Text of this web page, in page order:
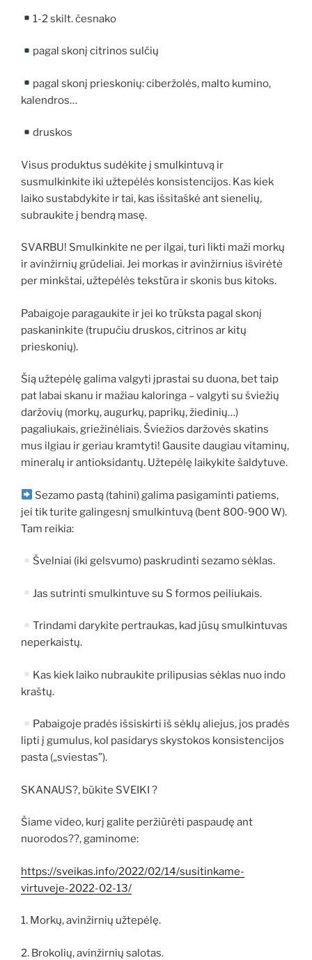
1-2 skilt. česnako
pagal skonį citrinos sulčių
pagal skonį prieskonių: ciberžolės, malto kumino,
kalendros…
druskos
Visus produktus sudėkite į smulkintuvą ir
susmulkinkite iki užtepėlės konsistencijos. Kas kiek
laiko sustabdykite ir tai, kas išsitaškė ant sienelių,
subraukite į bendrą masę.
SVARBU! Smulkinkite ne per ilgai, turi likti maži morkų
ir avinžirnių grūdeliai. Jei morkas ir avinžirnius išvirėtė
per minkštai, užtepėlės tekstūra ir skonis bus kitoks.
Pabaigoje paragaukite ir jei ko trūksta pagal skonį
paskaninkite (trupučiu druskos, citrinos ar kitų
prieskonių).
Šią užtepėlę galima valgyti įprastai su duona, bet taip
pat labai skanu ir mažiau kaloringa – valgyti su šviežių
daržovių (morkų, augurkų, paprikų, žiedinių…)
pagaliukais, griežinėliais. Šviežios daržovės skatins
mus ilgiau ir geriau kramtyti! Gausite daugiau vitaminų,
mineralų ir antioksidantų. Užtepėlę laikykite šaldytuve.
Sezamo pastą (tahini) galima pasigaminti patiems,
jei tik turite galingesnį smulkintuvą (bent 800-900 W).
Tam reikia:
Švelniai (iki gelsvumo) paskrudinti sezamo sėklas.
Jas sutrinti smulkintuve su S formos peiliukais.
Trindami darykite pertraukas, kad jūsų smulkintuvas
neperkaistų.
Kas kiek laiko nubraukite prilipusias sėklas nuo indo
kraštų.
Pabaigoje pradės išsiskirti iš sėklų aliejus, jos pradės
lipti į gumulus, kol pasidarys skystokos konsistencijos
pasta („sviestas”).
SKANAUS?, būkite SVEIKI ?
Šiame video, kurį galite peržiūrėti paspaudę ant
nuorodos??, gaminome:
https://sveikas.info/2022/02/14/susitinkame-
virtuveje-2022-02-13/
1. Morkų, avinžirnių užtepėlę.
2. Brokolių, avinžirnių salotas.